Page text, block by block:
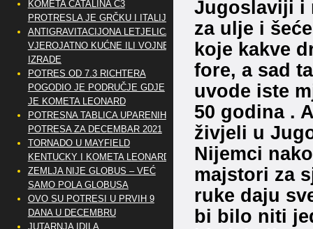
Jugoslaviji i
za ulje i
koje kakve
fore, a sad
uvode iste
50 godina .
živjeli u
Nijemci
majstori za
ruke daju
bi bilo niti
KOMETA CATALINA C3
PROTRESLA JE GRČKU I ITALIJU
ANTIGRAVITACIJONA LETJELICA
VJEROJATNO KUĆNE ILI VOJNE
IZRADE
POTRES OD 7.3 RICHTERA
POGODIO JE PODRUČJE GDJE
JE KOMETA LEONARD
POTRESNA TABLICA UPARENIH
POTRESA ZA DECEMBAR 2021
TORNADO U MAYFIELD
KENTUCKY I KOMETA LEONARD
ZEMLJA NIJE GLOBUS – VEĆ
SAMO POLA GLOBUSA
OVO SU POTRESI U PRVIH 9
DANA U DECEMBRU
JUTARNJA IDILA